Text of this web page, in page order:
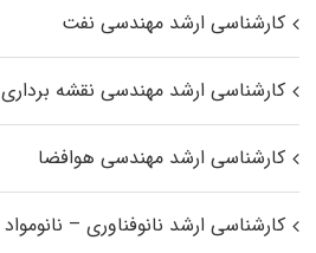
کارشناسی ارشد مهندسی نفت
کارشناسی ارشد مهندسی نقشه برداری
کارشناسی ارشد مهندسی هوافضا
کارشناسی ارشد نانوفناوری – نانومواد